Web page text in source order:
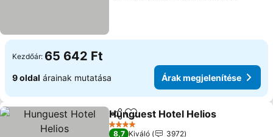
Kezdőár: 65 642 Ft
9 oldal árainak mutatása Árak megjelenítése
Megosztás
Hozzáadás a kedvencekhez
Hunguest Hotel Helios
4 Kategória
8,7 Kiváló
3972